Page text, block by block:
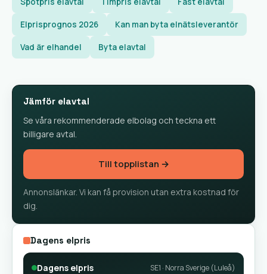
Elprisprognos 2026 Kan man byta elnätsleverantör
Vad är elhandel Byta elavtal
Jämför elavtal
Se våra rekommenderade elbolag och teckna ett
billigare avtal.
Till topplistan →
Annonslänkar. Vi kan få provision utan extra kostnad för
dig.
Dagens elpris
Dagens elpris SE1 · Norra Sverige (Luleå)